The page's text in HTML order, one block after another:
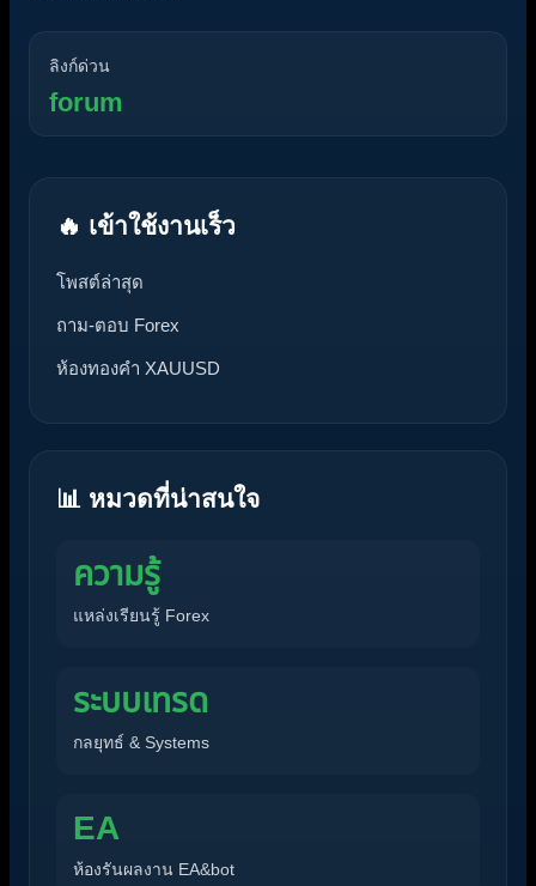
ลิงก์ด่วน
forum
🔥 เข้าใช้งานเร็ว
โพสต์ล่าสุด
ถาม-ตอบ Forex
ห้องทองคำ XAUUSD
📊 หมวดที่น่าสนใจ
ความรู้
แหล่งเรียนรู้ Forex
ระบบเทรด
กลยุทธ์ & Systems
EA
ห้องรันผลงาน EA&bot